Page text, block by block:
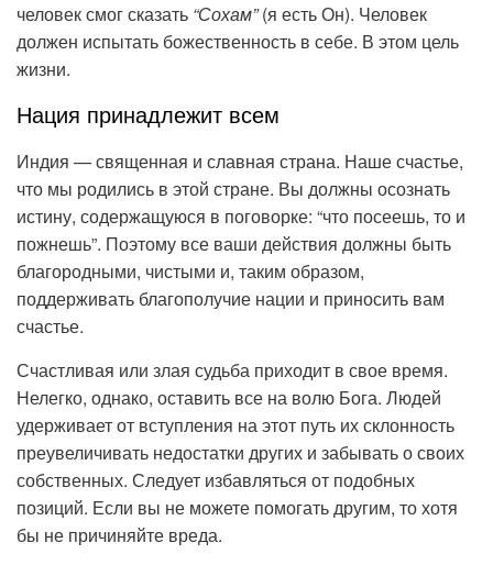
человек смог сказать “Сохам”(я есть Он). Человек
должен испытать божественность в себе. В этом цель
жизни.
Нация принадлежит всем
Индия — священная и славная страна. Наше счастье,
что мы родились в этой стране. Вы должны осознать
истину, содержащуюся в поговорке: “что посеешь, то и
пожнешь”. Поэтому все ваши действия должны быть
благородными, чистыми и, таким образом,
поддерживать благополучие нации и приносить вам
счастье.
Счастливая или злая судьба приходит в свое время.
Нелегко, однако, оставить все на волю Бога. Людей
удерживает от вступления на этот путь их склонность
преувеличивать недостатки других и забывать о своих
собственных. Следует избавляться от подобных
позиций. Если вы не можете помогать другим, то хотя
бы не причиняйте вреда.